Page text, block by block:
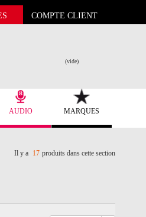
COMPTE CLIENT
(vide)
AUDIO MARQUES
Il y a 17 produits dans cette section